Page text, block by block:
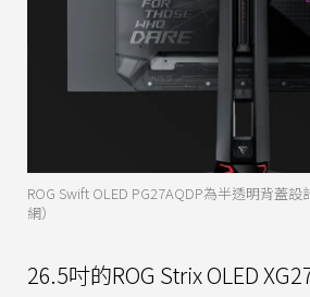
ROG Swift OLED PG27AQDP為半透明背蓋
網）
26.5吋的ROG Strix OLED